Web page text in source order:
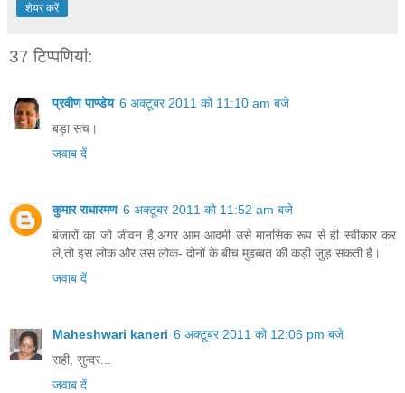
शेयर करें
37 टिप्‍पणियां:
प्रवीण पाण्डेय 6 अक्टूबर 2011 को 11:10 am बजे
बड़ा सच।
जवाब दें
कुमार राधारमण 6 अक्टूबर 2011 को 11:52 am बजे
बंजारों का जो जीवन है,अगर आम आदमी उसे मानसिक रूप से ही स्वीकार कर
ले,तो इस लोक और उस लोक- दोनों के बीच मुहब्बत की कड़ी जुड़ सकती है।
जवाब दें
Maheshwari kaneri 6 अक्टूबर 2011 को 12:06 pm बजे
सही, सुन्दर...
जवाब दें